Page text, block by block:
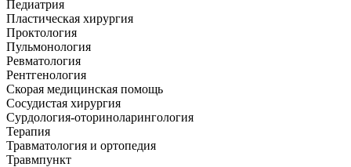
Педиатрия
Пластическая хирургия
Проктология
Пульмонология
Ревматология
Рентгенология
Скорая медицинская помощь
Сосудистая хирургия
Сурдология-оториноларингология
Терапия
Травматология и ортопедия
Травмпункт